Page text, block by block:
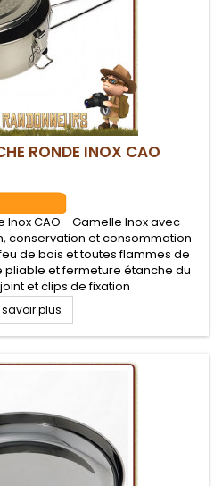
RONDE INOX CAO
Inox CAO - Gamelle Inox avec
conservation et consommation
de bois et toutes flammes de
pliable et fermeture étanche du
et clips de fixation
savoir plus